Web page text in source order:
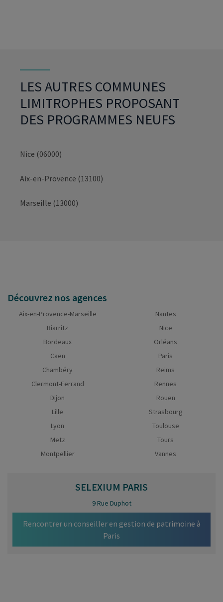
LES AUTRES COMMUNES
LIMITROPHES PROPOSANT
DES PROGRAMMES NEUFS
Nice (06000)
Aix-en-Provence (13100)
Marseille (13000)
Découvrez nos agences
Aix-en-Provence-Marseille
Biarritz
Bordeaux
Caen
Chambéry
Clermont-Ferrand
Dijon
Lille
Lyon
Metz
Montpellier
Nantes
Nice
Orléans
Paris
Reims
Rennes
Rouen
Strasbourg
Toulouse
Tours
Vannes
SELEXIUM PARIS
9 Rue Duphot
Rencontrer un conseiller en gestion de patrimoine à
Paris